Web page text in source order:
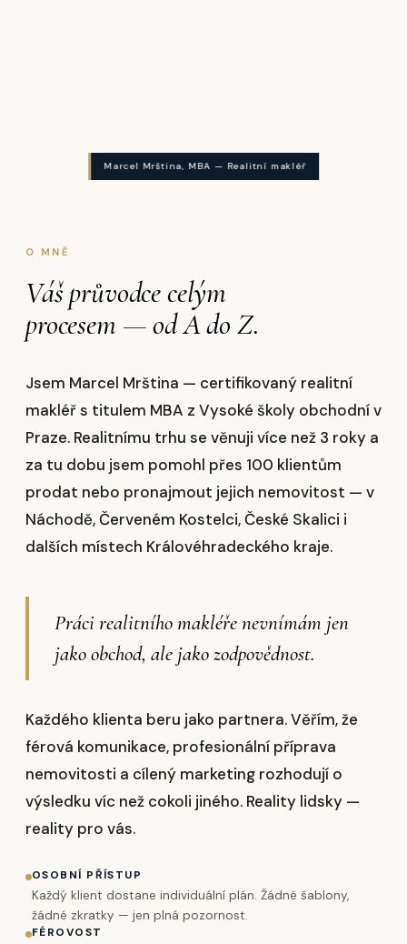
Marcel Mrština, MBA — Realitní makléř
O MNĚ
Váš průvodce celým
procesem — od A do Z.
Jsem Marcel Mrština — certifikovaný realitní
makléř s titulem MBA z Vysoké školy obchodní v
Praze. Realitnímu trhu se věnuji více než 3 roky a
za tu dobu jsem pomohl přes 100 klientům
prodat nebo pronajmout jejich nemovitost — v
Náchodě, Červeném Kostelci, České Skalici i
dalších místech Královéhradeckého kraje.
Práci realitního makléře nevnímám jen
jako obchod, ale jako zodpovědnost.
Každého klienta beru jako partnera. Věřím, že
férová komunikace, profesionální příprava
nemovitosti a cílený marketing rozhodují o
výsledku víc než cokoli jiného. Reality lidsky —
reality pro vás.
OSOBNÍ PŘÍSTUP
Každý klient dostane individuální plán. Žádné šablony,
žádné zkratky — jen plná pozornost.
FÉROVOST